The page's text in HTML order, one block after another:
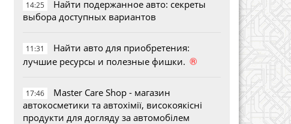
14:25
Найти подержанное авто: секреты
выбора доступных вариантов
11:31
Найти авто для приобретения:
лучшие ресурсы и полезные фишки. ®
17:46
Master Care Shop - магазин
автокосметики та автохімії, високоякісні
продукти для догляду за автомобілем